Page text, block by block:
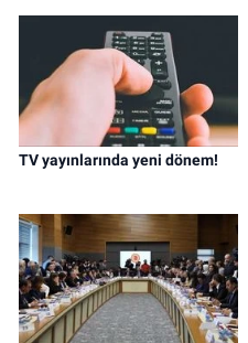
TV yayınlarında yeni dönem!